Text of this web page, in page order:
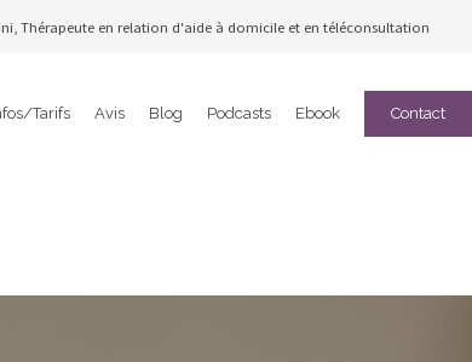
Thérapeute en relation d'aide à domicile et en téléconsultation
Tarifs Avis Blog Podcasts Ebook Contact